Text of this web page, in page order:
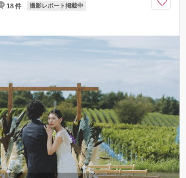
18件 撮影レポート掲載中